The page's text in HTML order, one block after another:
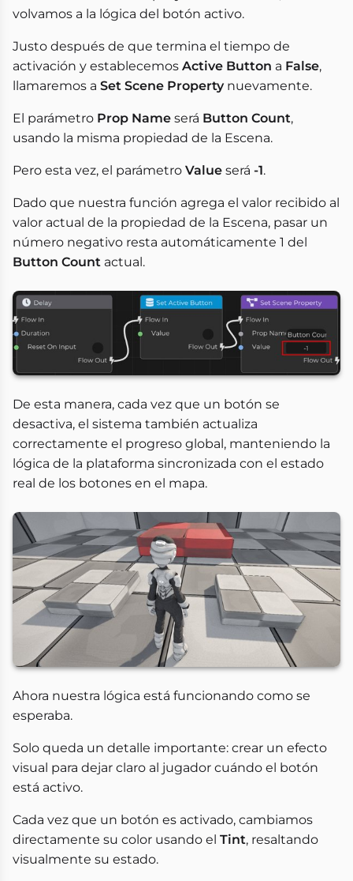
volvamos a la lógica del botón activo.
Justo después de que termina el tiempo de
activación y establecemos Active Button a False,
llamaremos a Set Scene Propertynuevamente.
El parámetro Prop Name será Button Count,
usando la misma propiedad de la Escena.
Pero esta vez, el parámetro Value será -1.
Dado que nuestra función agrega el valor recibido al
valor actual de la propiedad de la Escena, pasar un
número negativo resta automáticamente 1 del
Button Count actual.
De esta manera, cada vez que un botón se
desactiva, el sistema también actualiza
correctamente el progreso global, manteniendo la
lógica de la plataforma sincronizada con el estado
real de los botones en el mapa.
Ahora nuestra lógica está funcionando como se
esperaba.
Solo queda un detalle importante: crear un efecto
visual para dejar claro al jugador cuándo el botón
está activo.
Cada vez que un botón es activado, cambiamos
directamente su color usando el Tint, resaltando
visualmente su estado.